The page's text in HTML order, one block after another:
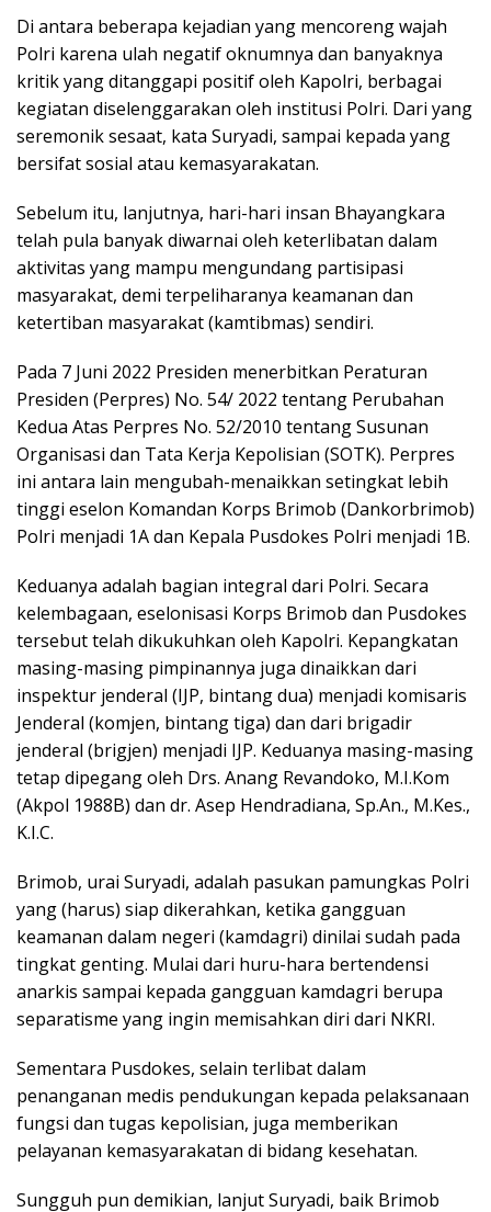
Di antara beberapa kejadian yang mencoreng wajah
Polri karena ulah negatif oknumnya dan banyaknya
kritik yang ditanggapi positif oleh Kapolri, berbagai
kegiatan diselenggarakan oleh institusi Polri. Dari yang
seremonik sesaat, kata Suryadi, sampai kepada yang
bersifat sosial atau kemasyarakatan.
Sebelum itu, lanjutnya, hari-hari insan Bhayangkara
telah pula banyak diwarnai oleh keterlibatan dalam
aktivitas yang mampu mengundang partisipasi
masyarakat, demi terpeliharanya keamanan dan
ketertiban masyarakat (kamtibmas) sendiri.
Pada 7 Juni 2022 Presiden menerbitkan Peraturan
Presiden (Perpres) No. 54/ 2022 tentang Perubahan
Kedua Atas Perpres No. 52/2010 tentang Susunan
Organisasi dan Tata Kerja Kepolisian (SOTK). Perpres
ini antara lain mengubah-menaikkan setingkat lebih
tinggi eselon Komandan Korps Brimob (Dankorbrimob)
Polri menjadi 1A dan Kepala Pusdokes Polri menjadi 1B.
Keduanya adalah bagian integral dari Polri. Secara
kelembagaan, eselonisasi Korps Brimob dan Pusdokes
tersebut telah dikukuhkan oleh Kapolri. Kepangkatan
masing-masing pimpinannya juga dinaikkan dari
inspektur jenderal (IJP, bintang dua) menjadi komisaris
Jenderal (komjen, bintang tiga) dan dari brigadir
jenderal (brigjen) menjadi IJP. Keduanya masing-masing
tetap dipegang oleh Drs. Anang Revandoko, M.I.Kom
(Akpol 1988B) dan dr. Asep Hendradiana, Sp.An., M.Kes.,
K.I.C.
Brimob, urai Suryadi, adalah pasukan pamungkas Polri
yang (harus) siap dikerahkan, ketika gangguan
keamanan dalam negeri (kamdagri) dinilai sudah pada
tingkat genting. Mulai dari huru-hara bertendensi
anarkis sampai kepada gangguan kamdagri berupa
separatisme yang ingin memisahkan diri dari NKRI.
Sementara Pusdokes, selain terlibat dalam
penanganan medis pendukungan kepada pelaksanaan
fungsi dan tugas kepolisian, juga memberikan
pelayanan kemasyarakatan di bidang kesehatan.
Sungguh pun demikian, lanjut Suryadi, baik Brimob